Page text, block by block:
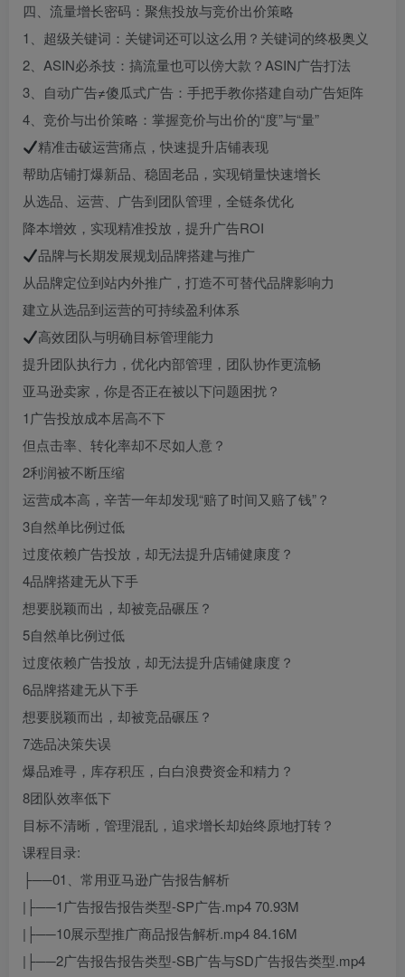
四、流量增长密码：聚焦投放与竞价出价策略
1、超级关键词：关键词还可以这么用？关键词的终极奥义
2、ASIN必杀技：搞流量也可以傍大款？ASIN广告打法
3、自动广告≠傻瓜式广告：手把手教你搭建自动广告矩阵
4、竞价与出价策略：掌握竞价与出价的“度”与“量”
精准击破运营痛点，快速提升店铺表现
帮助店铺打爆新品、稳固老品，实现销量快速增长
从选品、运营、广告到团队管理，全链条优化
降本增效，实现精准投放，提升广告ROI
品牌与长期发展规划品牌搭建与推广
从品牌定位到站内外推广，打造不可替代品牌影响力
建立从选品到运营的可持续盈利体系
高效团队与明确目标管理能力
提升团队执行力，优化内部管理，团队协作更流畅
亚马逊卖家，你是否正在被以下问题困扰？
1广告投放成本居高不下
但点击率、转化率却不尽如人意？
2利润被不断压缩
运营成本高，辛苦一年却发现“赔了时间又赔了钱”？
3自然单比例过低
过度依赖广告投放，却无法提升店铺健康度？
4品牌搭建无从下手
想要脱颖而出，却被竞品碾压？
5自然单比例过低
过度依赖广告投放，却无法提升店铺健康度？
6品牌搭建无从下手
想要脱颖而出，却被竞品碾压？
7选品决策失误
爆品难寻，库存积压，白白浪费资金和精力？
8团队效率低下
目标不清晰，管理混乱，追求增长却始终原地打转？
课程目录:
├──01、常用亚马逊广告报告解析
|├──1广告报告报告类型-SP广告.mp4 70.93M
|├──10展示型推广商品报告解析.mp4 84.16M
|├──2广告报告报告类型-SB广告与SD广告报告类型.mp4